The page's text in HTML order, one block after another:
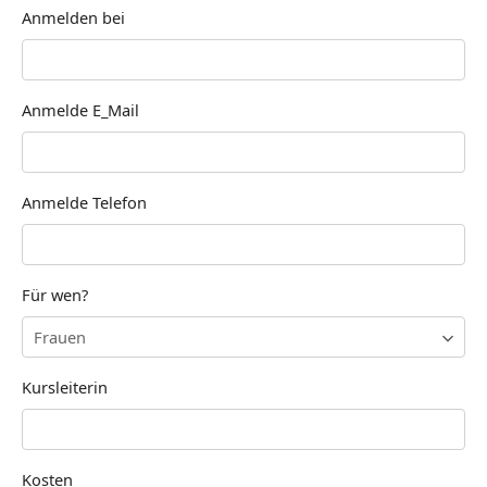
Anmelden bei
Anmelde E_Mail
Anmelde Telefon
Für wen?
Kursleiterin
Kosten